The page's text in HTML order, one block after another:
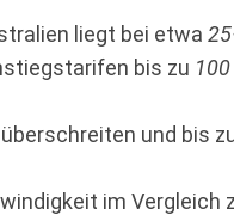
liegt bei etwa
bis zu
überschreiten und bis
im